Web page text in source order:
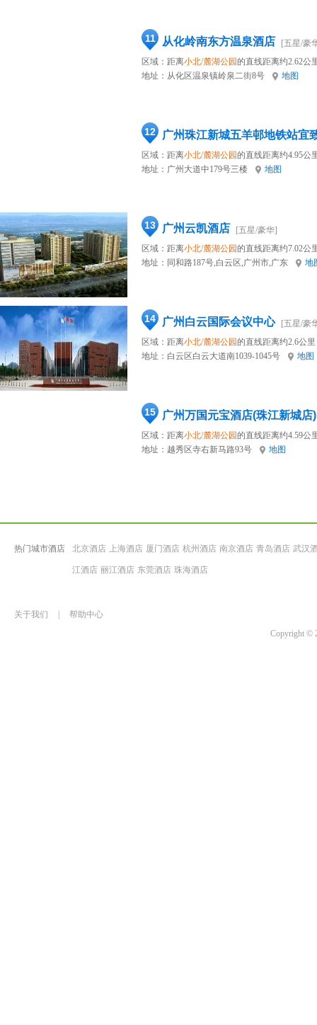
11 从化岭南东方温泉酒店
[五星/豪
区域：距离小北/麓湖公园的直线距离约2.62公
地址： 从化区温泉镇岭泉二街8号 地图
12 广州珠江新城五羊邨地铁站宜
区域：距离小北/麓湖公园的直线距离约4.95公
地址： 广州大道中179号三楼 地图
13 广州云凯酒店
[五星/豪华]
区域：距离小北/麓湖公园的直线距离约7.02公
地址： 同和路187号,白云区,广州市,广东 地
14 广州白云国际会议中心
[五星/豪
区域：距离小北/麓湖公园的直线距离约2.6公里
地址： 白云区白云大道南1039-1045号 地图
15 广州万国元宝酒店(珠江新城店)
区域：距离小北/麓湖公园的直线距离约4.59公
地址： 越秀区寺右新马路93号 地图
热门城市酒店 北京酒店 上海酒店 厦门酒店 杭州酒店 南京酒店 青岛酒店 武汉
江酒店 丽江酒店 东莞酒店 珠海酒店
关于我们
帮助中心
Copyright ©